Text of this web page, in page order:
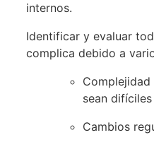
internos.
Identificar y evaluar
complica debido a
Complejidad
sean
Cambios